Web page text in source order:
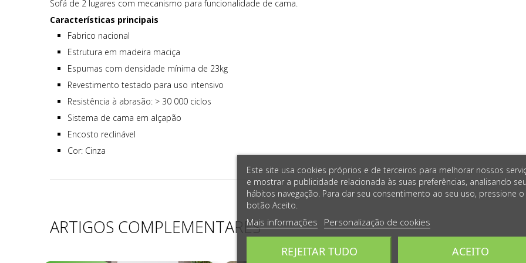
Sofá de 2 lugares com mecanismo para funcionalidade de cama.
Características principais
Fabrico nacional
Estrutura em madeira maciça
Espumas com densidade mínima de 23kg
Revestimento testado para uso intensivo
Resistência à abrasão: > 30 000 ciclos
Sistema de cama em alçapão
Encosto reclinável
Cor: Cinza
ARTIGOS COMPLEMENTARES
Este site usa cookies próprios e de terceiros para melhorar nossos
e mostrar a publicidade relacionada às suas preferências, analisando
hábitos navegação. Para dar seu consentimento ao seu uso, pressione o
botão Aceito.
Mais informações Personalização de cookies
REJEITAR TUDO ACEITO